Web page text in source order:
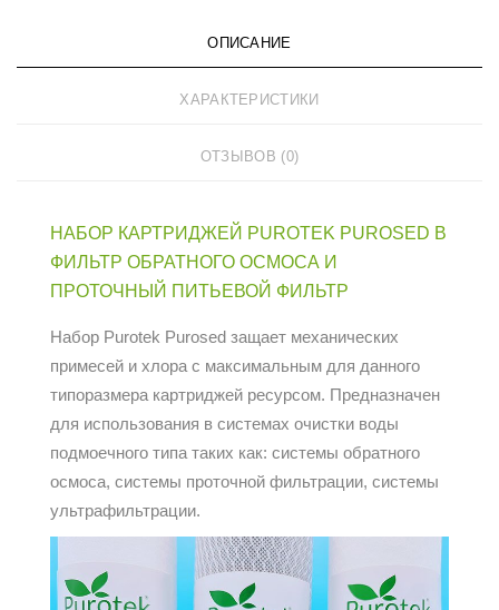
ОПИСАНИЕ
ХАРАКТЕРИСТИКИ
ОТЗЫВОВ (0)
НАБОР КАРТРИДЖЕЙ PUROTEK PUROSED В
ФИЛЬТР ОБРАТНОГО ОСМОСА И
ПРОТОЧНЫЙ ПИТЬЕВОЙ ФИЛЬТР
Набор Purotek Purosed защает механических
примесей и хлора с максимальным для данного
типоразмера картриджей ресурсом. Предназначен
для использования в системах очистки воды
подмоечного типа таких как: системы обратного
осмоса, системы проточной фильтрации, системы
ультрафильтрации.